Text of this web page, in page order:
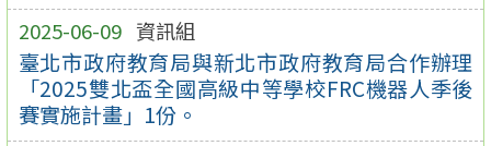
2025-06-09 資訊組
臺北市政府教育局與新北市政府教育局合作辦理
「2025雙北盃全國高級中等學校FRC機器人季後
賽實施計畫」1份。